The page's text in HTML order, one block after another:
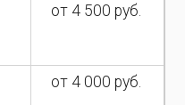
от 4 500 руб.
от 4 000 руб.